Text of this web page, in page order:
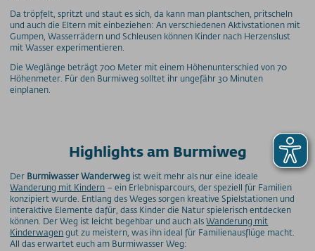
Da tröpfelt, spritzt und staut es sich, da kann man plantschen, pritscheln
und auch die Eltern mit einbeziehen: An verschiedenen Aktivstationen mit
Gumpen, Wasserrädern und Schleusen können Kinder nach Herzenslust
mit Wasser experimentieren.
Die Weglänge beträgt 700 Meter mit einem Höhenunterschied von 70
Höhenmeter. Für den Burmiweg solltet ihr ungefähr 30 Minuten
einplanen.
Highlights am Burmiweg
Der Burmiwasser Wanderweg ist weit mehr als nur eine ideale
Wanderung mit Kindern – ein Erlebnisparcours, der speziell für Familien
konzipiert wurde. Entlang des Weges sorgen kreative Spielstationen und
interaktive Elemente dafür, dass Kinder die Natur spielerisch entdecken
können. Der Weg ist leicht begehbar und auch alsWanderung mit
Kinderwagengut zu meistern, was ihn ideal für Familienausflüge macht.
All das erwartet euch am Burmiwasser Weg: